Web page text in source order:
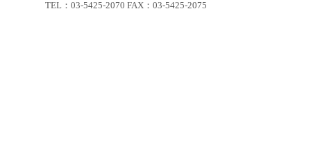
TEL：03-5425-2070 FAX：03-5425-2075